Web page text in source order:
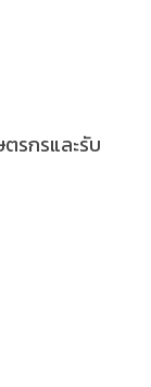
รกรและรับ